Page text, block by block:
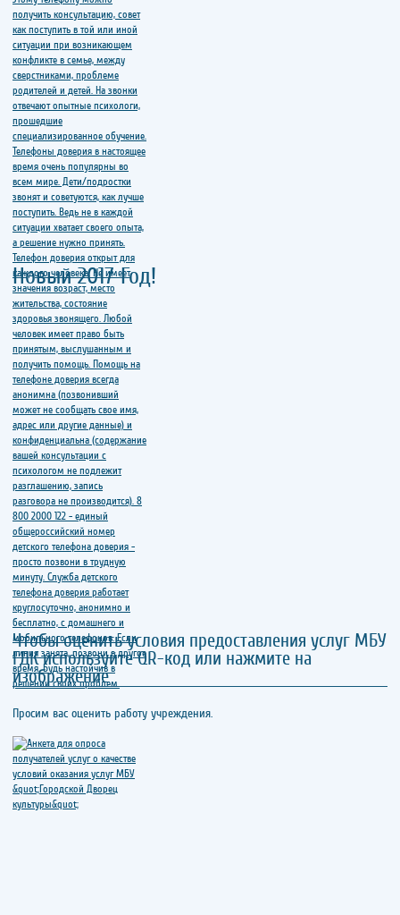
Новый 2017 Год!
Чтобы оценить условия предоставления услуг МБУ
ГДК используйте QR-код или нажмите на
изображение
Просим вас оценить работу учреждения.